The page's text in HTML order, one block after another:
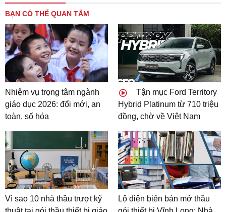
BẠN CÓ THỂ QUAN TÂM
Nhiệm vụ trọng tâm ngành
giáo dục 2026: đổi mới, an
toàn, số hóa
Tận mục Ford Territory
Hybrid Platinum từ 710 triệu
đồng, chờ về Việt Nam
Vì sao 10 nhà thầu trượt kỹ
Lộ diện biên bản mở thầu